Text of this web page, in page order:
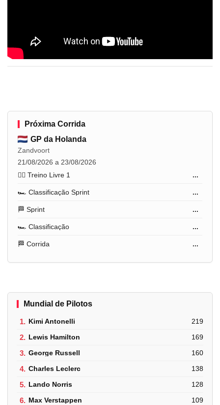
Próxima Corrida
GP da Holanda
Zandvoort
21/08/2026 a 23/08/2026
🏋️‍♂️ Treino Livre 1
...
🏎️ Classificação Sprint ...
🏁 Sprint ...
🏎️ Classificação ...
🏁 Corrida ...
Mundial de Pilotos
1. Kimi Antonelli 219
2. Lewis Hamilton 169
3. George Russell 160
4. Charles Leclerc 138
5. Lando Norris 128
6. Max Verstappen 109